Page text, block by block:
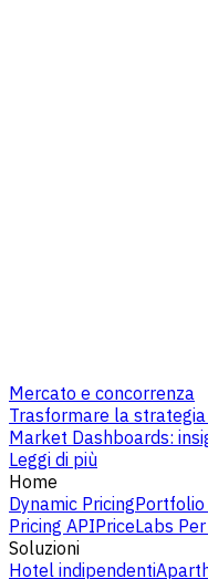
Mercato e concorrenza
Trasformare la
Market Dashboards:
Leggi di più
Home
Dynamic PricingPortfolio
Pricing APIPriceLabs
Soluzioni
Hotel indipendenti